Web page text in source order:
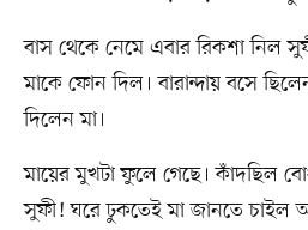
বাস থেকে নেমে এবার রিকশা নিল
মাকে ফোন দিল। বারান্দায় বসে
দিলেন মা।
মায়ের মুখটা ফুলে গেছে। কাঁদছিল
সুফী! ঘরে ঢুকতেই মা জানতে চাইল